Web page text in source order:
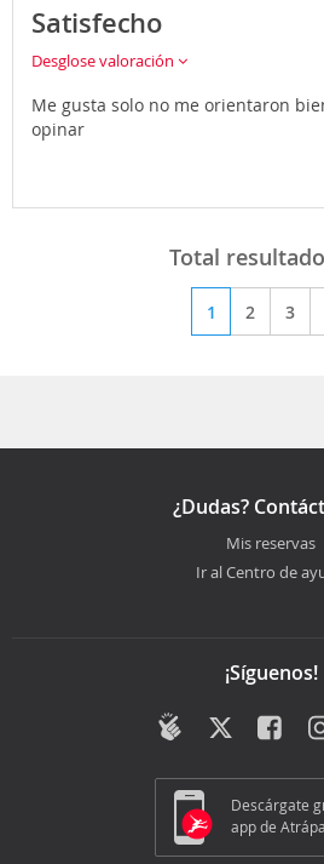
Satisfecho
Desglose valoración
Me gusta solo no me orientaron
opinar
Total
1 2 3
¿Dudas?
Mis reservas
Ir al Centro de
¡Síguenos!
Descárgate
app de